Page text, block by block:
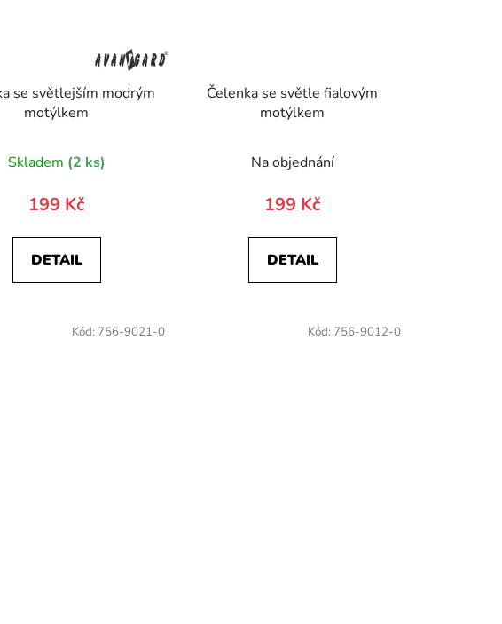
se světlejším modrým
motýlkem
Skladem (2 ks)
199 Kč
DETAIL
Čelenka se světle fialovým
motýlkem
Na objednání
199 Kč
DETAIL
Kód: 756-9021-0 Kód: 756-9012-0